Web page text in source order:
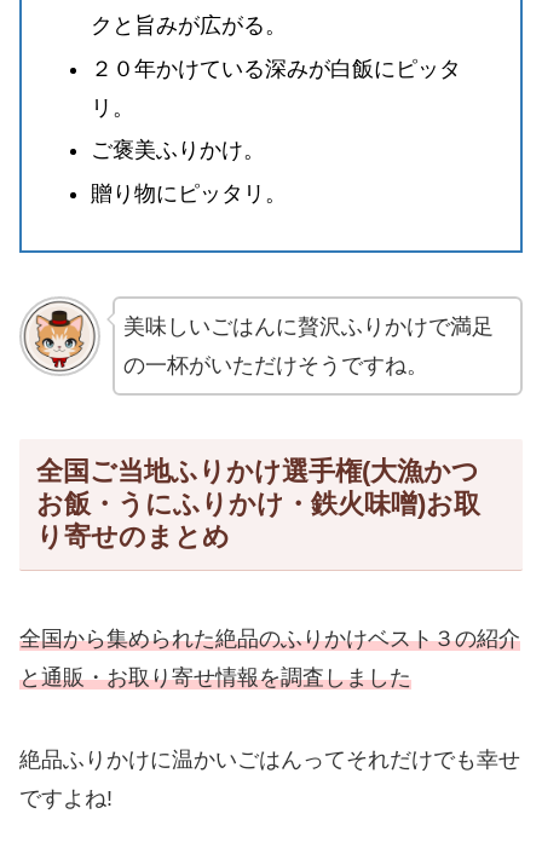
クと旨みが広がる。
２０年かけている深みが白飯にピッタ
リ。
ご褒美ふりかけ。
贈り物にピッタリ。
美味しいごはんに贅沢ふりかけで満足
の一杯がいただけそうですね。
全国ご当地ふりかけ選手権(大漁かつ
お飯・うにふりかけ・鉄火味噌)お取
り寄せのまとめ
全国から集められた絶品のふりかけベスト３の紹介
と通販・お取り寄せ情報を調査しました
絶品ふりかけに温かいごはんってそれだけでも幸せ
ですよね!